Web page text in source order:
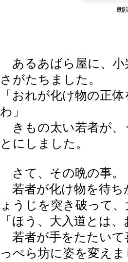
朗
あるあばら屋に、小
さがたちました。
「おれが化け物の正
わ」
きもの太い若者が、
とにしました。
さて、その晩の事。
若者が化け物を待ち
ょうじを突き破って
「ほう、大入道とは
若者が手をたたいて
っぺら坊に姿を変え